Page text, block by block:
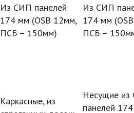
Из СИП панелей
174 мм (OSB 12мм,
ПСБ – 150мм)
Из СИП
174 мм
ПСБ –
Каркасные, из
Несущие
панелей